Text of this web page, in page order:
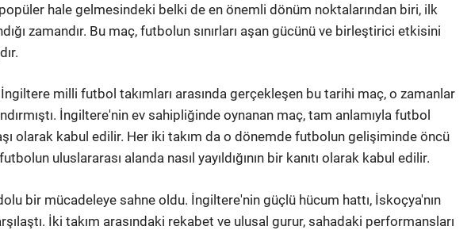
hale gelmesindeki belki de en önemli dönüm noktalarından biri, ilk
zamandır. Bu maç, futbolun sınırları aşan gücünü ve birleştirici etkisini
İngiltere milli futbol takımları arasında gerçekleşen bu tarihi maç, o zamanlar
İngiltere'nin ev sahipliğinde oynanan maç, tam anlamıyla futbol
olarak kabul edilir. Her iki takım da o dönemde futbolun gelişiminde öncü
uluslararası alanda nasıl yayıldığının bir kanıtı olarak kabul edilir.
bir mücadeleye sahne oldu. İngiltere'nin güçlü hücum hattı, İskoçya'nın
İki takım arasındaki rekabet ve ulusal gurur, sahadaki performansları